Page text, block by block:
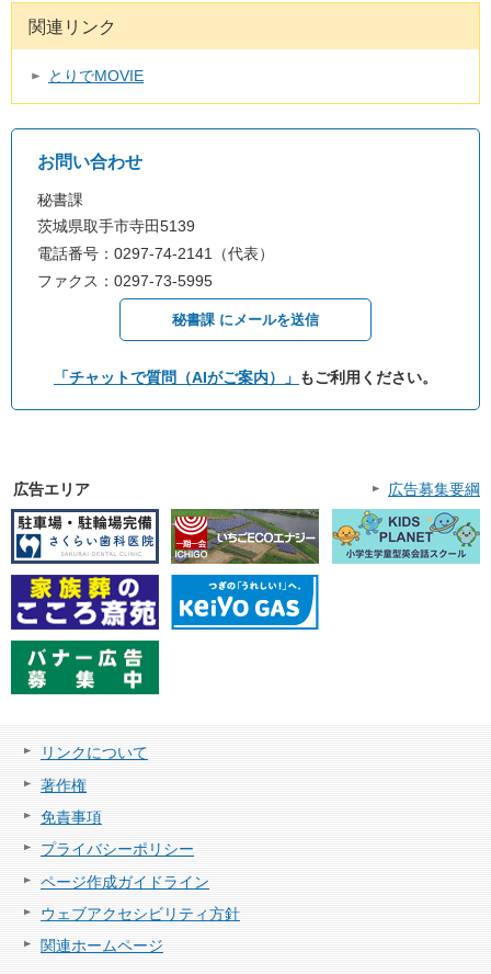
関連リンク
とりでMOVIE
お問い合わせ
秘書課
茨城県取手市寺田5139
電話番号：0297-74-2141（代表）
ファクス：0297-73-5995
秘書課 にメールを送信
「チャットで質問（AIがご案内）」 もご利用ください。
広告エリア 広告募集要綱
リンクについて
著作権
免責事項
プライバシーポリシー
ページ作成ガイドライン
ウェブアクセシビリティ方針
関連ホームページ